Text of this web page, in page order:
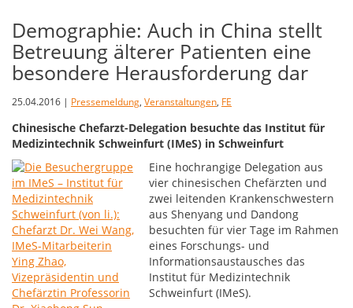
Demographie: Auch in China stellt
Betreuung älterer Patienten eine
besondere Herausforderung dar
25.04.2016 | Pressemeldung, Veranstaltungen, FE
Chinesische Chefarzt-Delegation besuchte das Institut für
Medizintechnik Schweinfurt (IMeS) in Schweinfurt
Eine hochrangige Delegation aus
vier chinesischen Chefärzten und
zwei leitenden Krankenschwestern
aus Shenyang und Dandong
besuchten für vier Tage im Rahmen
eines Forschungs- und
Informationsaustausches das
Institut für Medizintechnik
Schweinfurt (IMeS).